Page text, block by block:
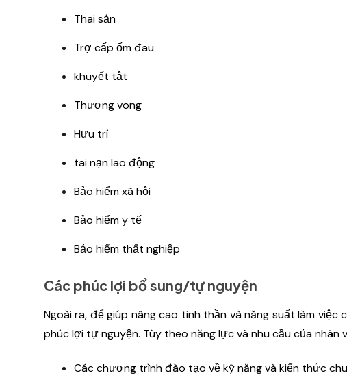
Thai sản
Trợ cấp ốm đau
khuyết tật
Thương vong
Hưu trí
tai nạn lao động
Bảo hiểm xã hội
Bảo hiểm y tế
Bảo hiểm thất nghiệp
Các phúc lợi bổ sung/tự nguyện
Ngoài ra, để giúp nâng cao tinh thần và năng suất làm
phúc lợi tự nguyện. Tùy theo năng lực và nhu cầu của nhân
Các chương trình đào tạo về kỹ năng và kiến thức